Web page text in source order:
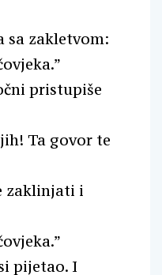
sa zakletvom:
pristupiše
Ta govor te
zaklinjati i
pijetao. I